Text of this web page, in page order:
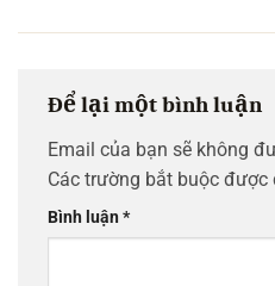
Để lại một bình luận
Email của bạn sẽ không
Các trường bắt buộc được
Bình luận*